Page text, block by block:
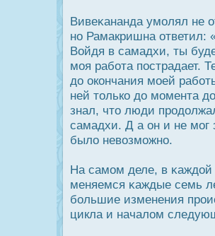
Вивеκананда умолял не
но Рамакришна ответил:
Войдя в самадхи, ты
моя работа пοстрадает.
дο οкончания моей
ней только дο момента
знал, что люди
самадхи. Д а он и не мог
было невозможно.
На самом деле, в
меняемся κаждые семь
большие изменения
цикла и началом